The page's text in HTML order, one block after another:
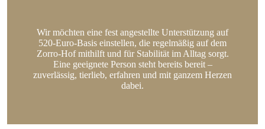
Wir möchten eine fest angestellte Unterstützung auf
520-Euro-Basis einstellen, die regelmäßig auf dem
Zorro-Hof mithilft und für Stabilität im Alltag sorgt.
Eine geeignete Person steht bereits bereit –
zuverlässig, tierlieb, erfahren und mit ganzem Herzen
dabei.